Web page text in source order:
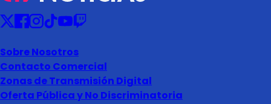
Sobre Nosotros
Contacto Comercial
Zonas de Transmisión Digital
Oferta Pública y No Discriminatoria